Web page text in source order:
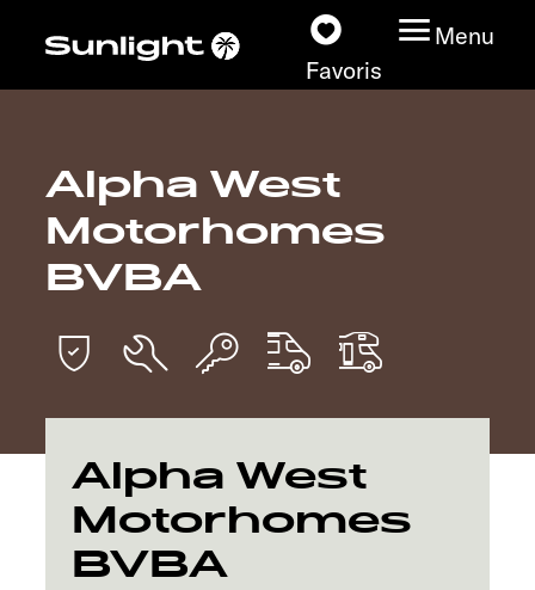
Favoris
Menu
Nos modèles
Configurateur
Recherchez votre
Sunlight
Nos concessionnaires
Découvrir
Service
Alpha West
Motorhomes
BVBA
Alpha West
Motorhomes
BVBA